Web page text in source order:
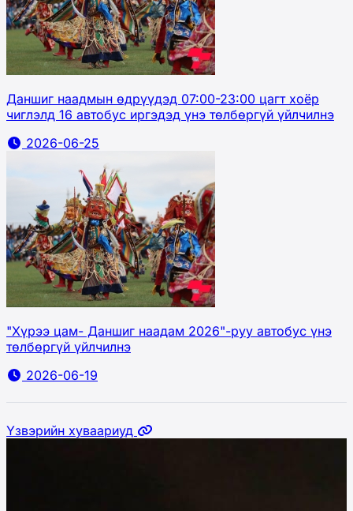
Даншиг наадмын өдрүүдэд 07:00-23:00 цагт хоёр
чиглэлд 16 автобус иргэдэд үнэ төлбөргүй үйлчилнэ
2026-06-25
"Хүрээ цам- Даншиг наадам 2026"-руу автобус үнэ
төлбөргүй үйлчилнэ
2026-06-19
Үзвэрийн хуваариуд